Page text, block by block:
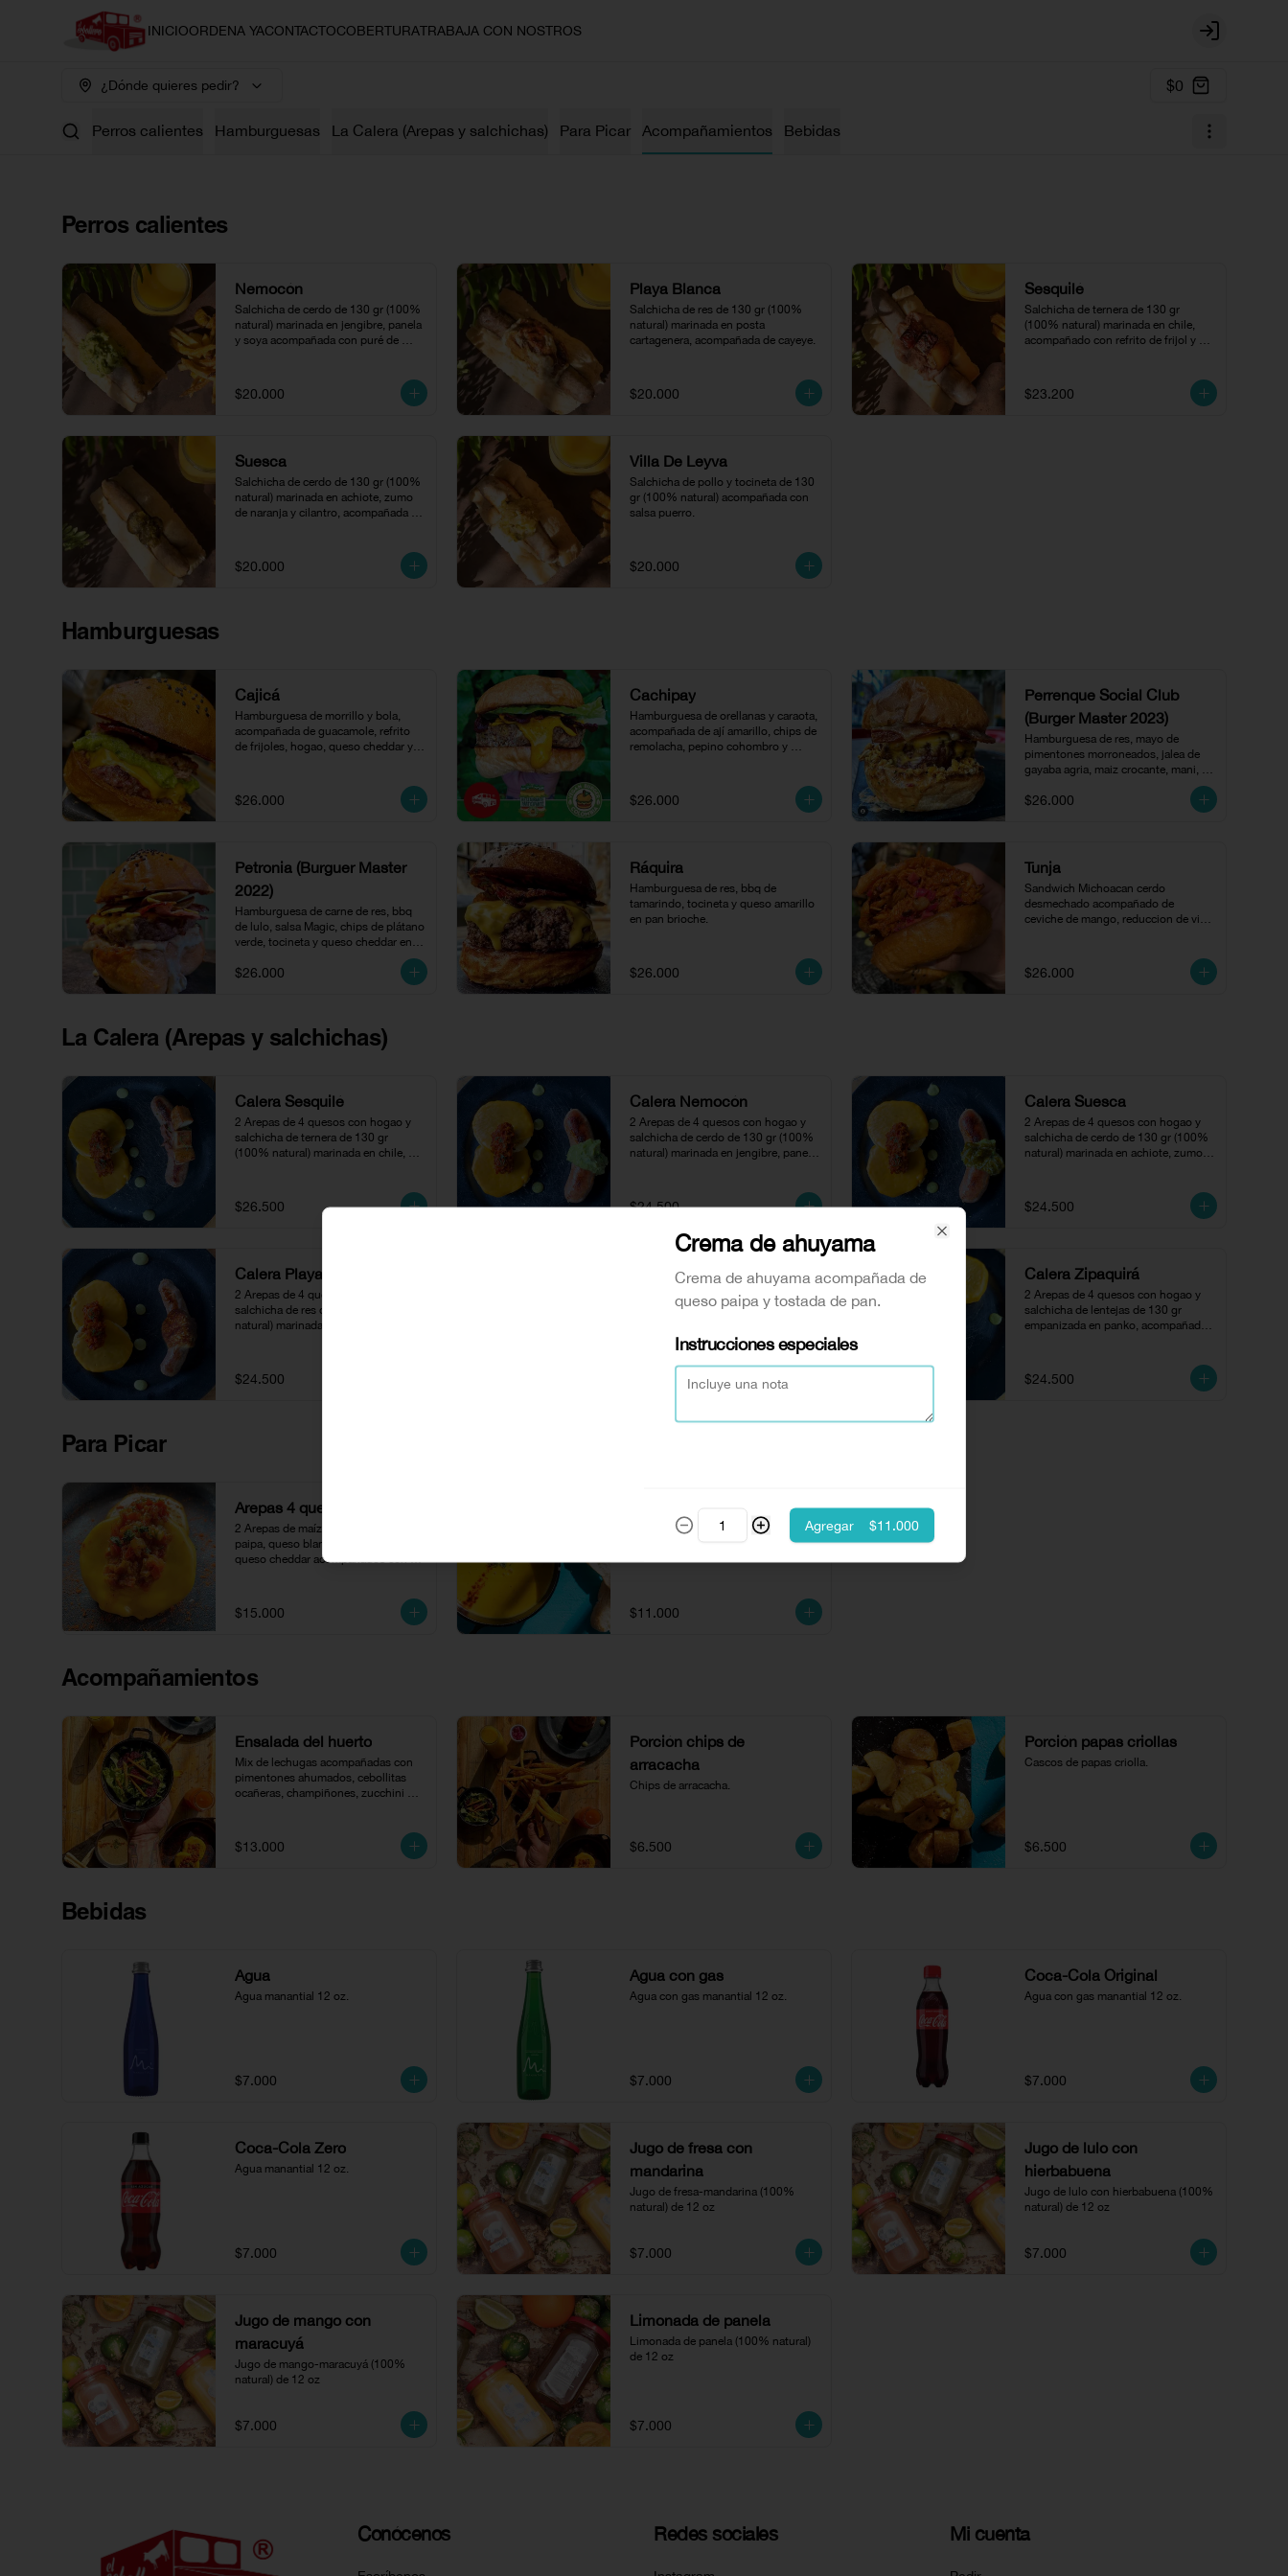
INICIOORDENA YACONTACTOCOBERTURATRABAJA CON NOSTROS
Login
¿Dónde quieres pedir? $0
Perros calientes Hamburguesas La Calera (Arepas y salchichas) Para Picar Acompañamientos Bebidas
Perros calientes
Nemocón
Salchicha de cerdo de 130 gr (100%
natural) marinada en jengibre, panela
y soya acompañada con puré de
$20.000
Playa Blanca
Salchicha de res de 130 gr (100%
natural) marinada en posta
cartagenera, acompañada de cayeye.
$20.000
Sesquilé
Salchicha de ternera de 130 gr
(100% natural) marinada en chile,
acompañado con refrito de frijol y
$23.200
Suesca
Salchicha de cerdo de 130 gr (100%
natural) marinada en achiote, zumo
de naranja y cilantro, acompañada
$20.000
Villa De Leyva
Salchicha de pollo y tocineta de 130
gr (100% natural) acompañada con
salsa puerro.
$20.000
Hamburguesas
Cajicá
Hamburguesa de morrillo y bola,
acompañada de guacamole, refrito
de frijoles, hogao, queso cheddar y
$26.000
Cachipay
Hamburguesa de orellanas y caraota,
acompañada de ají amarillo, chips de
remolacha, pepino cohombro y
$26.000
Perrenque Social Club
(Burger Master 2023)
Hamburguesa de res, mayo de
pimentones morroneados, jalea de
gayaba agria, maiz crocante, mani,
$26.000
Petronia (Burguer Master
2022)
Hamburguesa de carne de res, bbq
de lulo, salsa Magic, chips de plátano
verde, tocineta y queso cheddar en
$26.000
Ráquira
Hamburguesa de res, bbq de
tamarindo, tocineta y queso amarillo
en pan brioche.
$26.000
Tunja
Sandwich Michoacan cerdo
desmechado acompañado de
ceviche de mango, reduccion de vino
$26.000
La Calera (Arepas y salchichas)
Calera Sesquilé
2 Arepas de 4 quesos con hogao y
salchicha de ternera de 130 gr
(100% natural) marinada en chile,
$26.500
Calera Nemocón
2 Arepas de 4 quesos con hogao y
salchicha de cerdo de 130 gr (100%
natural) marinada en jengibre, panela
$24.500
Calera Suesca
2 Arepas de 4 quesos con hogao y
salchicha de cerdo de 130 gr (100%
natural) marinada en achiote, zumo
$24.500
Calera Playa Blanca
2 Arepas de 4 quesos con hohago y
salchicha de res de 130 gr (100%
natural) marinada en posta
$24.500
Calera Villa De Leyva
2 Arepas de 4 quesos con hogao y
salchicha de pollo y tocineta de 130
salsa puerro.
Calera Zipaquirá
2 Arepas de 4 quesos con hogao y
salchicha de lentejas de 130 gr
empanizada en panko, acompañado
$24.500
Para Picar
Arepas 4 quesos
2 Arepas de maíz peto con queso
paipa, queso blanco, queso crema y
queso cheddar acompañados con
$15.000
Crema de ahuyama
Crema de ahuyama acompañada de
queso paipa y tostada de pan.
$11.000
Acompañamientos
Ensalada del huerto
Mix de lechugas acompañadas con
pimentones ahumados, cebollitas
ocañeras, champiñones, zucchini
vinagreta de la casa.
$13.000
Porción chips de
arracacha
Chips de arracacha.
$6.500
Porción papas criollas
Cascos de papas criolla.
$6.500
Bebidas
Agua
Agua manantial 12 oz.
$7.000
Agua con gas
Agua con gas manantial 12 oz.
$7.000
Coca-Cola Original
Agua con gas manantial 12 oz.
$7.000
Coca-Cola Zero
Agua manantial 12 oz.
$7.000
Jugo de fresa con
mandarina
Jugo de fresa-mandarina (100%
natural) de 12 oz
$7.000
Jugo de lulo con
hierbabuena
Jugo de lulo con hierbabuena (100%
natural) de 12 oz
$7.000
Jugo de mango con
maracuyá
Jugo de mango-maracuyá (100%
natural) de 12 oz
$7.000
Limonada de panela
Limonada de panela (100% natural)
de 12 oz
$7.000
Conócenos Redes sociales Mi cuenta
Crema de ahuyama
Crema de ahuyama acompañada de
queso paipa y tostada de pan.
Instrucciones especiales
Agregar $11.000
Close